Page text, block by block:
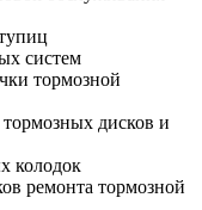
систем
тормозной
дисков и
колодок
ремонта тормозной